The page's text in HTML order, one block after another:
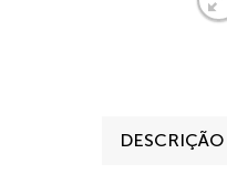
DESCRIÇÃO